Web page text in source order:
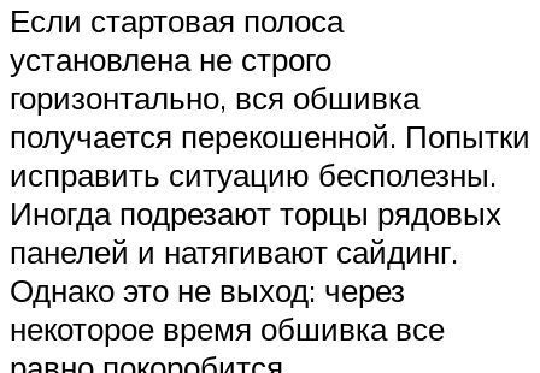
Если стартовая полоса
установлена не строго
горизонтально, вся обшивка
получается перекошенной. Попытки
исправить ситуацию бесполезны.
Иногда подрезают торцы рядовых
панелей и натягивают сайдинг.
Однако это не выход: через
некоторое время обшивка все